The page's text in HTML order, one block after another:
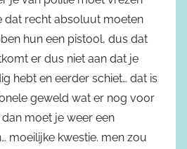
dat recht absoluut moeten
hun een pistool, dus dat
er dus niet aan dat je
hebt en eerder schiet… dat is
geweld wat er nog voor
moet je weer een
moeilijke kwestie. men zou